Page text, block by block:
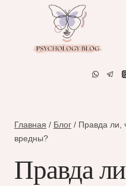
содержимому
Главная / Блог / Правда ли,
вредны?
Правда